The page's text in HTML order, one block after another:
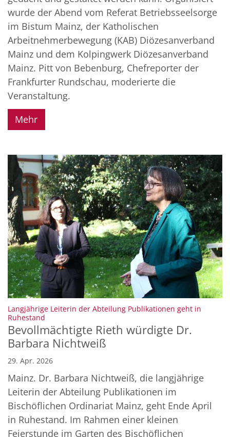
wurde der Abend vom Referat Betriebsseelsorge
im Bistum Mainz, der Katholischen
Arbeitnehmerbewegung (KAB) Diözesanverband
Mainz und dem Kolpingwerk Diözesanverband
Mainz. Pitt von Bebenburg, Chefreporter der
Frankfurter Rundschau, moderierte die
Veranstaltung.
Mehr
Langjährige Leiterin der Abteilung Publikationen geht in
Ruhestand
Bevollmächtigte Rieth würdigte Dr.
Barbara Nichtweiß
29. Apr. 2026
Mainz. Dr. Barbara Nichtweiß, die langjährige
Leiterin der Abteilung Publikationen im
Bischöflichen Ordinariat Mainz, geht Ende April
in Ruhestand. Im Rahmen einer kleinen
Feierstunde im Garten des Bischöflichen